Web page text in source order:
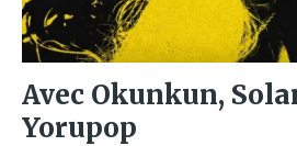
Avec Okunkun,
Yorupop